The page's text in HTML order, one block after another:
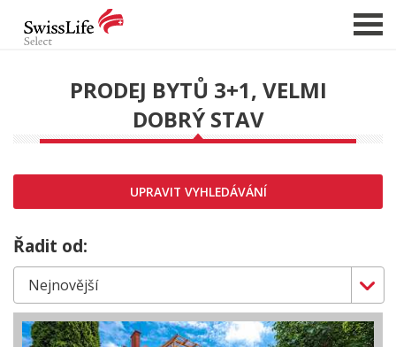
NABÍDKA NEMOVITOSTÍ
CHCI PRODAT / PRONAJMOUT
HLÍDAT NOVÉ NABÍDKY
CHCI OCENIT NEMOVITOST
O NÁS
REFERENCE
SLUŽBY
KARIÉRA
PRODEJ BYTŮ 3+1, VELMI
DOBRÝ STAV
UPRAVIT VYHLEDÁVÁNÍ
Řadit od: